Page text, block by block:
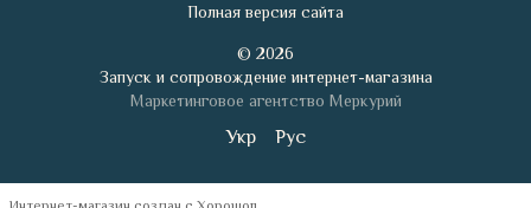
Полная версия сайта
© 2026
Запуск и сопровождение интернет-магазина
Маркетинговое агентство Меркурий
Укр Рус